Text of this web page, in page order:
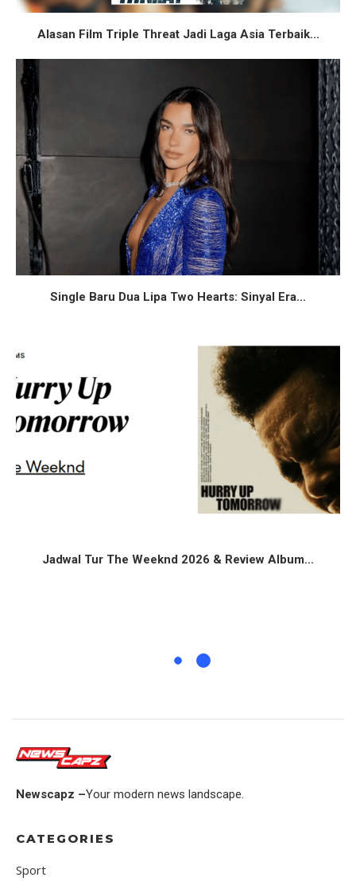
Alasan Film Triple Threat Jadi Laga Asia Terbaik...
Single Baru Dua Lipa Two Hearts: Sinyal Era...
Jadwal Tur The Weeknd 2026 & Review Album...
Newscapz –Your modern news landscape.
CATEGORIES
Sport